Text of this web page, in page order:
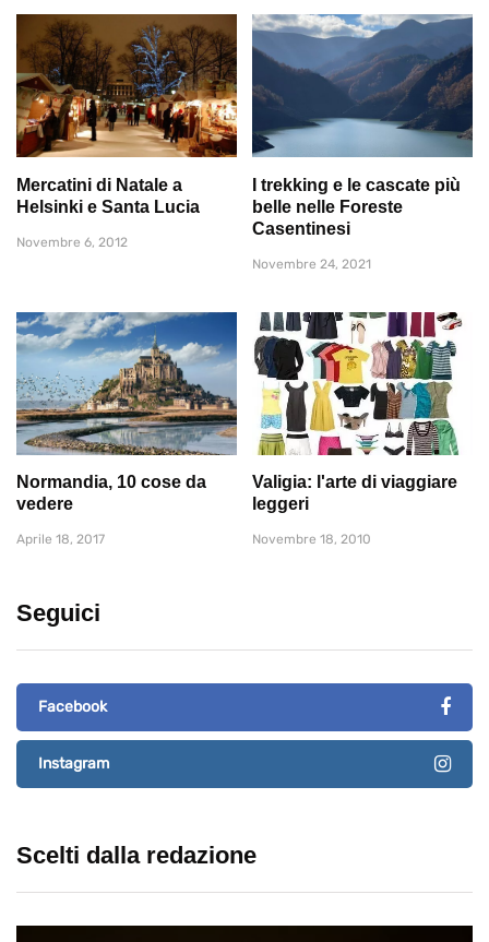
Mercatini di Natale a
Helsinki e Santa Lucia
Novembre 6, 2012
I trekking e le cascate più
belle nelle Foreste
Casentinesi
Novembre 24, 2021
Normandia, 10 cose da
vedere
Aprile 18, 2017
Valigia: l'arte di viaggiare
leggeri
Novembre 18, 2010
Seguici
Facebook
Instagram
Scelti dalla redazione